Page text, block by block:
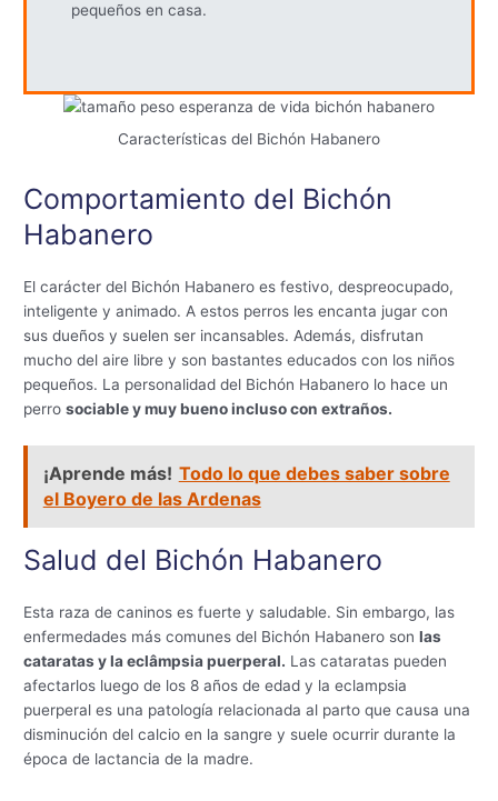
pequeños en casa.
Características del Bichón Habanero
Comportamiento del Bichón
Habanero
El carácter del Bichón Habanero es festivo, despreocupado,
inteligente y animado. A estos perros les encanta jugar con
sus dueños y suelen ser incansables. Además, disfrutan
mucho del aire libre y son bastantes educados con los niños
pequeños. La personalidad del Bichón Habanero lo hace un
perrosociable y muy bueno incluso con extraños.
¡Aprende más! Todo lo que debes saber sobre
el Boyero de las Ardenas
Salud del Bichón Habanero
Esta raza de caninos es fuerte y saludable. Sin embargo, las
enfermedades más comunes del Bichón Habanero sonlas
cataratas y la eclâmpsia puerperal. Las cataratas pueden
afectarlos luego de los 8 años de edad y la eclampsia
puerperal es una patología relacionada al parto que causa una
disminución del calcio en la sangre y suele ocurrir durante la
época de lactancia de la madre.